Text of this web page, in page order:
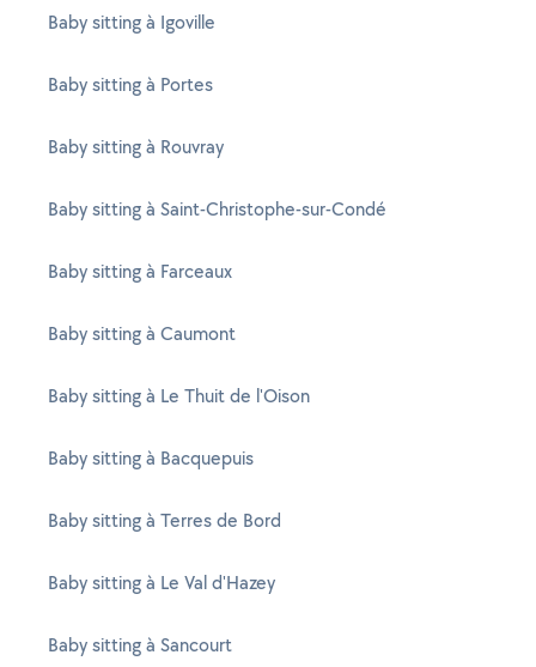
Baby sitting à Igoville
Baby sitting à Portes
Baby sitting à Rouvray
Baby sitting à Saint-Christophe-sur-Condé
Baby sitting à Farceaux
Baby sitting à Caumont
Baby sitting à Le Thuit de l'Oison
Baby sitting à Bacquepuis
Baby sitting à Terres de Bord
Baby sitting à Le Val d'Hazey
Baby sitting à Sancourt